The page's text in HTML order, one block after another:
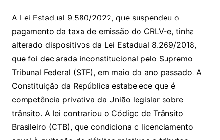
A Lei Estadual 9.580/2022, que suspendeu o
pagamento da taxa de emissão do CRLV-e, tinha
alterado dispositivos da Lei Estadual 8.269/2018,
que foi declarada inconstitucional pelo Supremo
Tribunal Federal (STF), em maio do ano passado. A
Constituição da República estabelece que é
competência privativa da União legislar sobre
trânsito. A lei contrariou o Código de Trânsito
Brasileiro (CTB), que condiciona o licenciamento